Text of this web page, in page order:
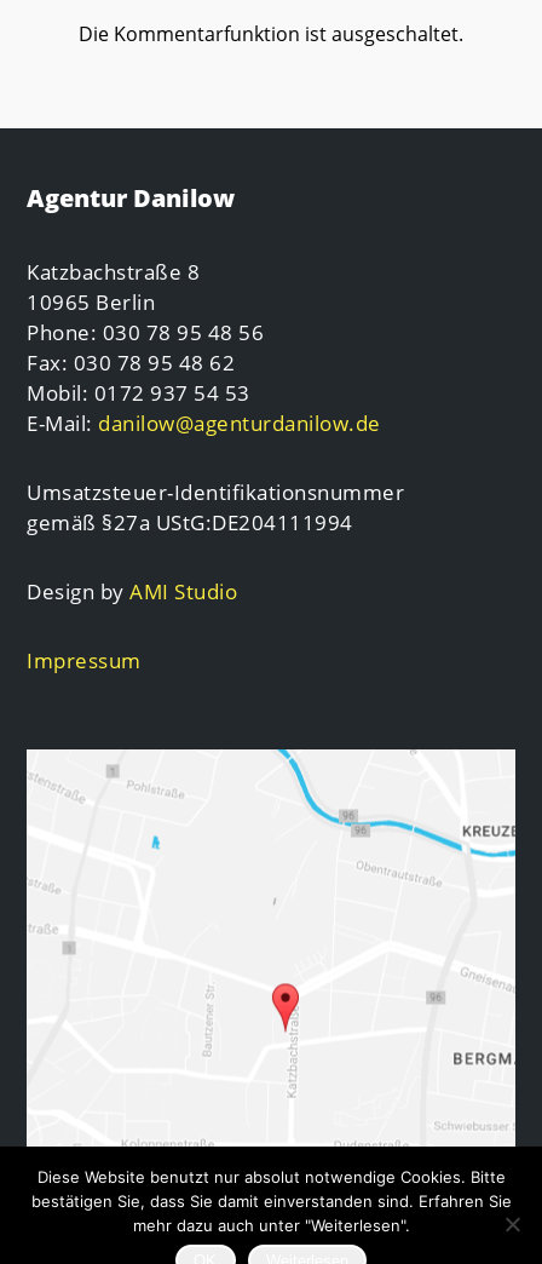
Die Kommentarfunktion ist ausgeschaltet.
Agentur Danilow
Katzbachstraße 8
10965 Berlin
Phone: 030 78 95 48 56
Fax: 030 78 95 48 62
Mobil: 0172 937 54 53
E-Mail: danilow@agenturdanilow.de
Umsatzsteuer-Identifikationsnummer
gemäß §27a UStG:DE204111994
Design byAMI Studio
Impressum
Diese Website benutzt nur absolut notwendige Cookies. Bitte
bestätigen Sie, dass Sie damit einverstanden sind. Erfahren Sie
mehr dazu auch unter "Weiterlesen".